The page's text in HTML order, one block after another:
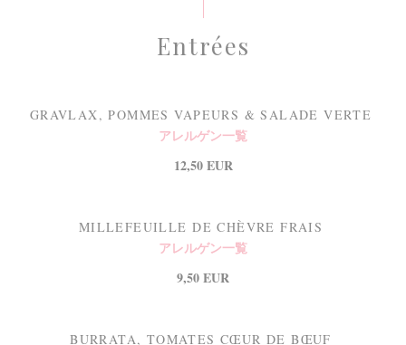
Entrées
GRAVLAX, POMMES VAPEURS & SALADE VERTE
アレルゲン一覧
12,50 EUR
MILLEFEUILLE DE CHÈVRE FRAIS
アレルゲン一覧
9,50 EUR
BURRATA, TOMATES CŒUR DE BŒUF